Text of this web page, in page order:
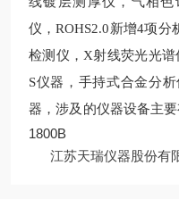
仪，ROHS2.0新增4项分
检测仪， X射线荧光光谱
S仪器，手持式合金分析
器，涉及的仪器设备主
1800B
江苏天瑞仪器股份有